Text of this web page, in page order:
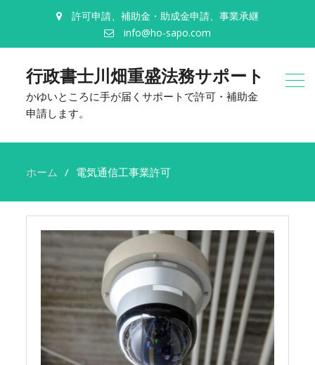
許可申請、補助金・助成金申請、事業承継
info@ho-sapo.com
行政書士川畑重盛法務サポート
かゆいところに手が届くサポートで許可・補助金
申請します。
ホーム 電気通信工事業許可
電
気
信
事
業
許